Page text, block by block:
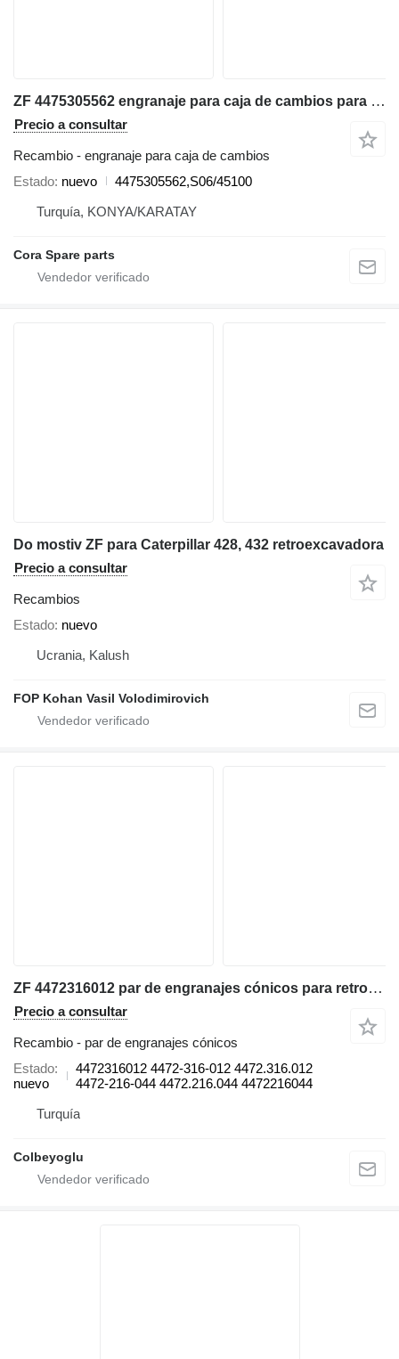
ZF 4475305562 engranaje para caja de cambios para ZF retroexcavadora
Precio a consultar
Recambio - engranaje para caja de cambios
Estado nuevo
4475305562,S06/45100
Turquía, KONYA/KARATAY
Cora Spare parts
Do mostiv ZF para Caterpillar 428, 432 retroexcavadora
Precio a consultar
Recambios
Estado nuevo
Ucrania, Kalush
FOP Kohan Vasil Volodimirovich
ZF 4472316012 par de engranajes cónicos para retroexcavadora
Precio a consultar
Recambio - par de engranajes cónicos
Estado
nuevo
4472316012 4472-316-012 4472.316.012
4472-216-044 4472.216.044 4472216044
Turquía
Colbeyoglu